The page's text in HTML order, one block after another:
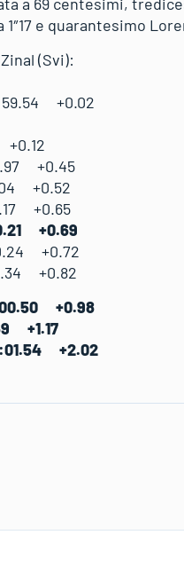
e quarantesimo
(Svi):
+0.02
+0.45
+0.52
+0.65
+0.69
+0.72
+0.82
+0.98
+1.17
+2.02